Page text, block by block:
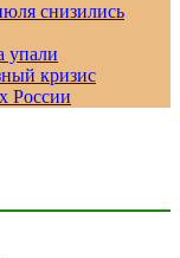
снизились
упали
кризис
России